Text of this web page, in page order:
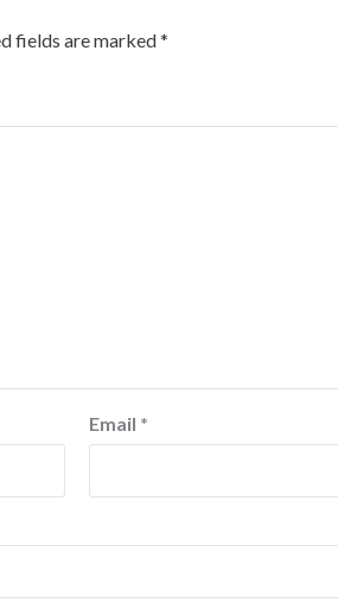
fields are marked*
Email *